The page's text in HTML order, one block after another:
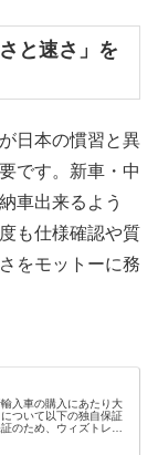
と速さ」を
日本の慣習と異
です。新車・中
車出来るよう
も仕様確認や質
をモットーに務
入車の購入にあたり大
ついて以下の独自保証
のため、ウィズトレー